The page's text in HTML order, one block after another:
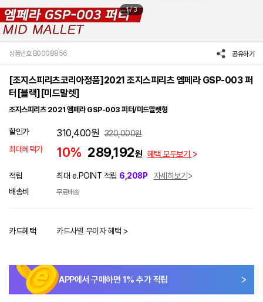
1/3
상품번호 B0008856 공유하기
[조지스피리츠코리아정품]2021 조지스피리츠 엠페라 GSP-003 퍼
터[블랙][미드말렛]
조지스피리츠 2021 엠페라 GSP-003 퍼터/미드말렛형
할인가 310,400원 320,000원
최대혜택가
10% 289,192원 혜택 모두보기
적립 최대 e.POINT 적립 6,208P
자세히보기
배송비
무료배송
카드혜택 카드사별 무이자 혜택 >
APP에서 구매하면 1% 추가 적립